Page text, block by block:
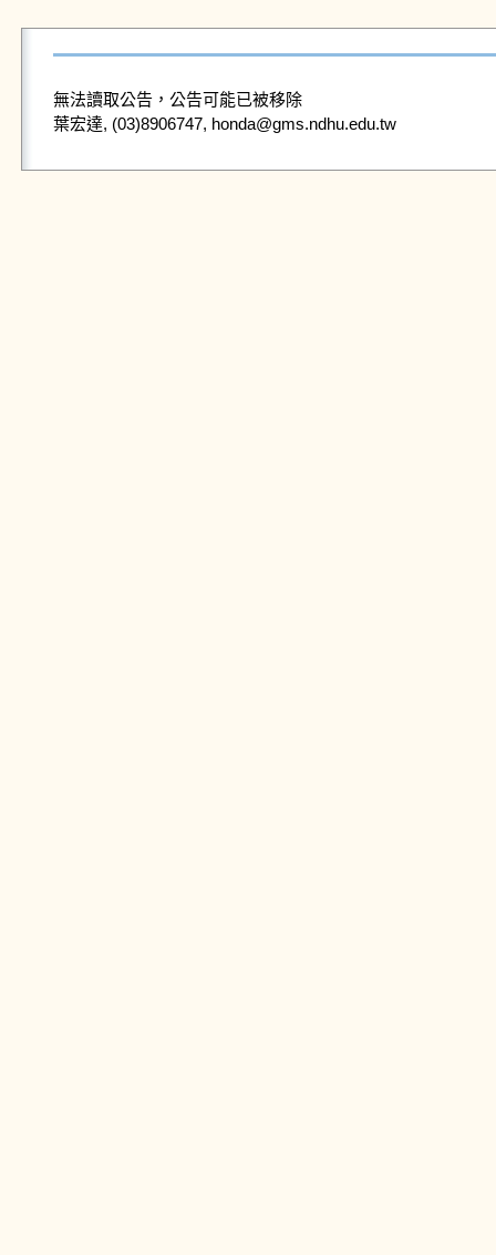
無法讀取公告，公告可能已被移除
葉宏達, (03)8906747, honda@gms.ndhu.edu.tw